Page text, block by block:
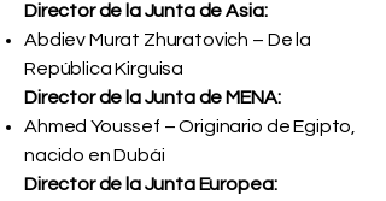
Director de la Junta de Asia:
Abdiev Murat Zhuratovich – De la
República Kirguisa
Director de la Junta de MENA:
Ahmed Youssef – Originario de Egipto,
nacido en Dubái
Director de la Junta Europea: